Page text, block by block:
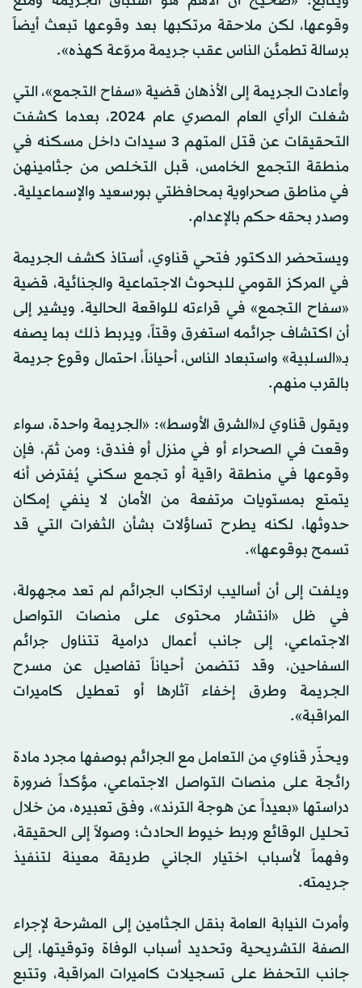
ويتابع: «صحيح أن الأهم هو استباق الجريمة ومنع
وقوعها، لكن ملاحقة مرتكبها بعد وقوعها تبعث أيضاً
وأعادت الجريمة إلى الأذهان قضية «سفاح التجمع»، التي
شغلت الرأي العام المصري عام 2024، بعدما كشفت
التحقيقات عن قتل المتهم 3 سيدات داخل مسكنه في
منطقة التجمع الخامس، قبل التخلص من جثامينهن
في مناطق صحراوية بمحافظتي بورسعيد والإسماعيلية.
ويستحضر الدكتور فتحي قناوي، أستاذ كشف الجريمة
في المركز القومي للبحوث الاجتماعية والجنائية، قضية
«سفاح التجمع» في قراءته للواقعة الحالية. ويشير إلى
أن اكتشاف جرائمه استغرق وقتاً، ويربط ذلك بما يصفه
بـ«السلبية» واستبعاد الناس، أحياناً، احتمال وقوع جريمة
ويقول قناوي لـ«الشرق الأوسط»: «الجريمة واحدة، سواء
وقعت في الصحراء أو في منزل أو فندق؛ ومن ثمّ، فإن
وقوعها في منطقة راقية أو تجمع سكني يُفترض أنه
يتمتع بمستويات مرتفعة من الأمان لا ينفي إمكان
حدوثها، لكنه يطرح تساؤلات بشأن الثغرات التي قد
ويلفت إلى أن أساليب ارتكاب الجرائم لم تعد مجهولة،
في ظل «انتشار محتوى على منصات التواصل
الاجتماعي، إلى جانب أعمال درامية تتناول جرائم
السفاحين، وقد تتضمن أحياناً تفاصيل عن مسرح
الجريمة وطرق إخفاء آثارها أو تعطيل كاميرات
المراقبة».
ويحذّر قناوي من التعامل مع الجرائم بوصفها مجرد مادة
رائجة على منصات التواصل الاجتماعي، مؤكداً ضرورة
دراستها «بعيداً عن هوجة الترند»، وفق تعبيره، من خلال
تحليل الوقائع وربط خيوط الحادث؛ وصولاً إلى الحقيقة،
وفهماً لأسباب اختيار الجاني طريقة معينة لتنفيذ
وأمرت النيابة العامة بنقل الجثامين إلى المشرحة لإجراء
الصفة التشريحية وتحديد أسباب الوفاة وتوقيتها، إلى